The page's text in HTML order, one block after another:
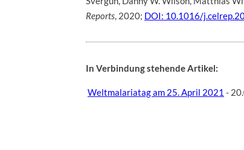
Reports, 2020; DOI: 10.1016/
In Verbindung stehende Artikel:
Weltmalariatag am 25. April 2021 -